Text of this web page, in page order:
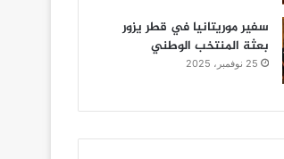
سفير موريتانيا في قطر يزور
بعثة المنتخب الوطني
25 نوفمبر، 2025